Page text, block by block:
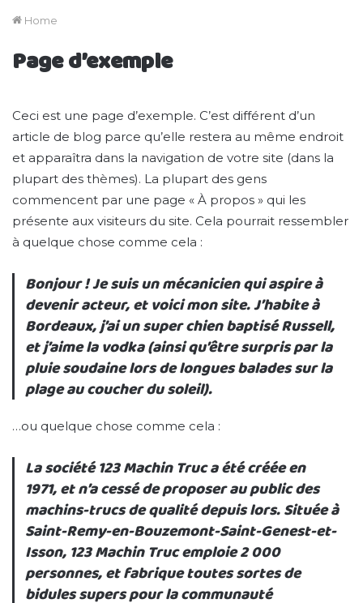
Home
Page d’exemple
Ceci est une page d’exemple. C’est différent d’un
article de blog parce qu’elle restera au même endroit
et apparaîtra dans la navigation de votre site (dans la
plupart des thèmes). La plupart des gens
commencent par une page « À propos » qui les
présente aux visiteurs du site. Cela pourrait ressembler
à quelque chose comme cela :
Bonjour ! Je suis un mécanicien qui aspire à
devenir acteur, et voici mon site. J’habite à
Bordeaux, j’ai un super chien baptisé Russell,
et j’aime la vodka (ainsi qu’être surpris par la
pluie soudaine lors de longues balades sur la
plage au coucher du soleil).
…ou quelque chose comme cela :
La société 123 Machin Truc a été créée en
1971, et n’a cessé de proposer au public des
machins-trucs de qualité depuis lors. Située à
Saint-Remy-en-Bouzemont-Saint-Genest-et-
Isson, 123 Machin Truc emploie 2 000
personnes, et fabrique toutes sortes de
bidules supers pour la communauté